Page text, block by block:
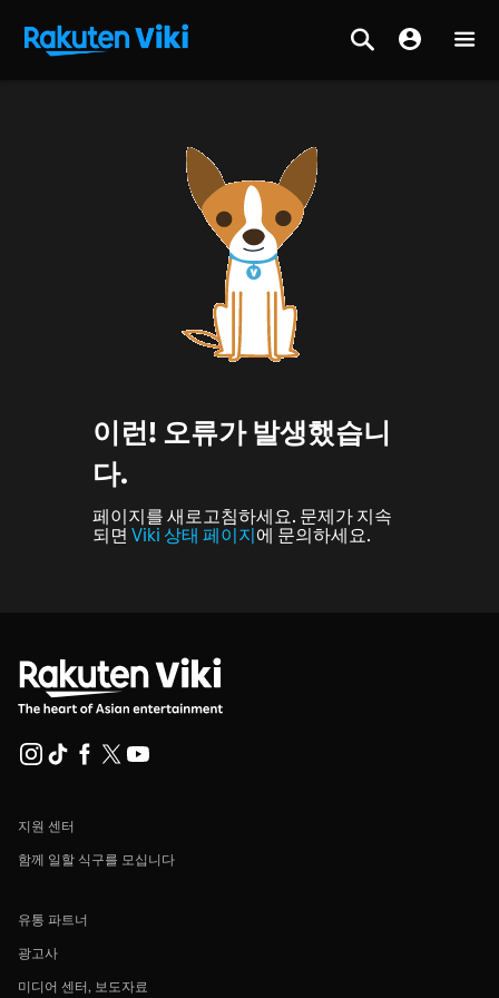
이런! 오류가 발생했습니
다.
페이지를 새로고침하세요. 문제가 지속
되면 Viki 상태 페이지에 문의하세요.
지원 센터
함께 일할 식구를 모십니다
유통 파트너
광고사
미디어 센터, 보도자료